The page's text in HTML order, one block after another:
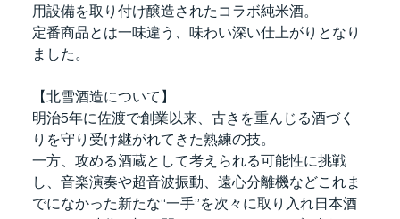
用設備を取り付け醸造されたコラボ純米酒。
定番商品とは一味違う、味わい深い仕上がりとなり
ました。
【北雪酒造について】
明治5年に佐渡で創業以来、古きを重んじる酒づく
りを守り受け継がれてきた熟練の技。
一方、攻める酒蔵として考えられる可能性に挑戦
し、音楽演奏や超音波振動、遠心分離機などこれま
でになかった新たな“一手”を次々に取り入れ日本酒